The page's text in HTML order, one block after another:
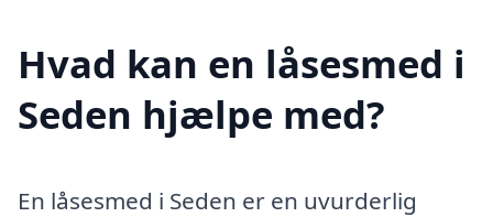
Hvad kan en låsesmed i
Seden hjælpe med?
En låsesmed i Seden er en uvurderlig